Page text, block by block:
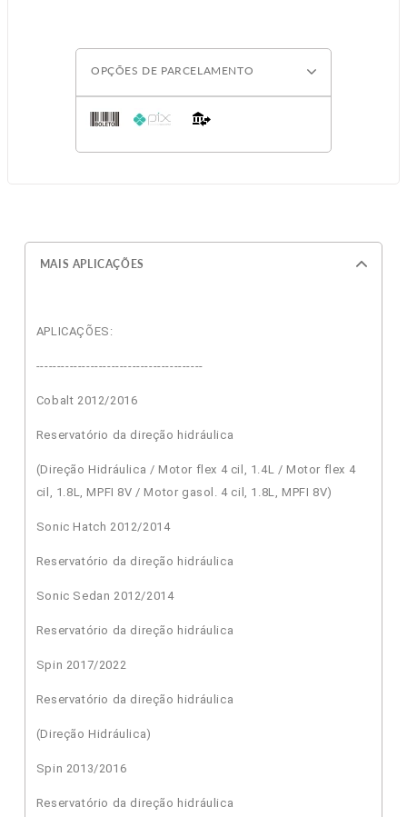
OPÇÕES DE PARCELAMENTO
MAIS APLICAÇÕES
APLICAÇÕES:
----------------------------------------
Cobalt 2012/2016
Reservatório da direção hidráulica
(Direção Hidráulica / Motor flex 4 cil, 1.4L / Motor flex 4
cil, 1.8L, MPFI 8V / Motor gasol. 4 cil, 1.8L, MPFI 8V)
Sonic Hatch 2012/2014
Reservatório da direção hidráulica
Sonic Sedan 2012/2014
Reservatório da direção hidráulica
Spin 2017/2022
Reservatório da direção hidráulica
(Direção Hidráulica)
Spin 2013/2016
Reservatório da direção hidráulica